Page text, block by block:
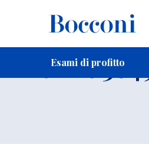
Esami di profitto
Esame